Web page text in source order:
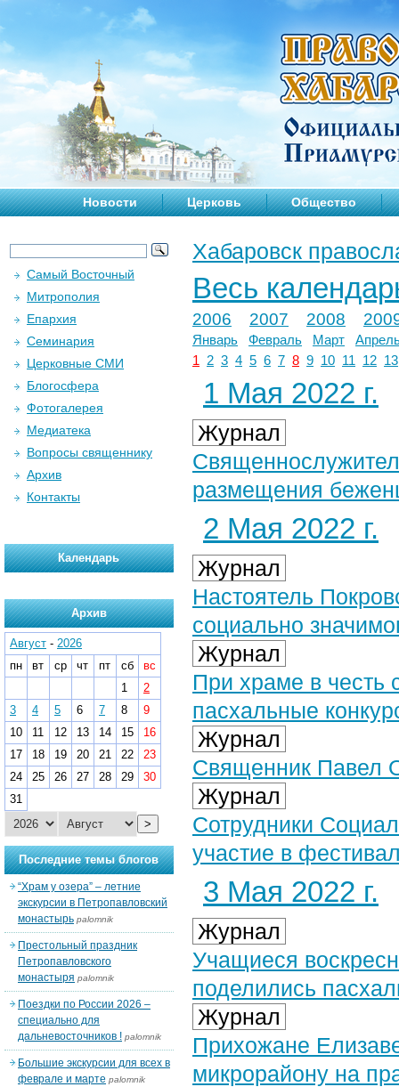
Новости Церковь Общество
Хабаровск
Весь
2006 2007 2008
Январь Февраль Март
1
2 3 4 5 6 7 8 9 10 11 12 13
1 Мая 2022 г.
Журнал
размещения
2 Мая 2022 г.
Журнал
Настоятель
социально
Журнал
При храме в честь
пасхальные
Журнал
Священник Павел
Журнал
Сотрудники
участие в
3 Мая 2022 г.
Журнал
Учащиеся
поделились
Журнал
Прихожане
микрорайону на
Самый Восточный
Митрополия
Епархия
Семинария
Церковные СМИ
Блогосфера
Фотогалерея
Медиатека
Вопросы священнику
Архив
Контакты
Календарь
Архив
Август - 2026
пн
вт ср чт пт сб
вс
1
2
3
4 5 6 7 8
9
10
11 12 13 14 15
16
17
18 19 20 21 22
23
24
25 26 27 28 29
30
31
>
Последние темы блогов
“Храм у озера” – летние
экскурсии в Петропавловский
монастырь palomnik
Престольный праздник
Петропавловского
монастыря palomnik
Поездки по России 2026 –
специально для
дальневосточников ! palomnik
Большие экскурсии для всех в
феврале и марте palomnik